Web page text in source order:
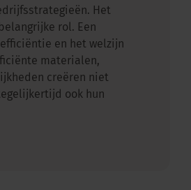
Het
rol. Een
en het welzijn
materialen,
creëren niet
ook hun